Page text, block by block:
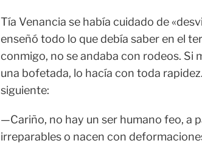
Tía Venancia se había cuidado de
enseñó todo lo que debía saber en el
conmigo, no se andaba con rodeos. Si
una bofetada, lo hacía con toda
siguiente:
—Cariño, no hay un ser humano feo, a
irreparables o nacen con